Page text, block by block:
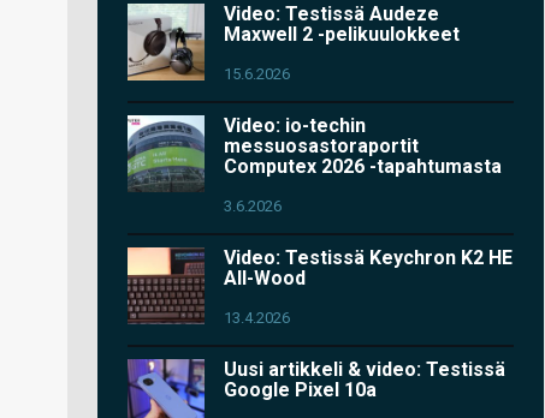
Video: Testissä Audeze
Maxwell 2 -pelikuulokkeet
15.6.2026
Video: io-techin
messuosastoraportit
Computex 2026 -tapahtumasta
3.6.2026
Video: Testissä Keychron K2 HE
All-Wood
13.4.2026
Uusi artikkeli & video: Testissä
Google Pixel 10a